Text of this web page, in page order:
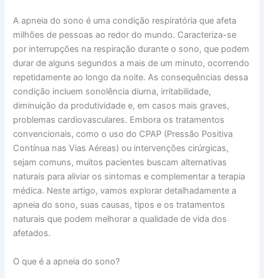
A apneia do sono é uma condição respiratória que afeta
milhões de pessoas ao redor do mundo. Caracteriza-se
por interrupções na respiração durante o sono, que podem
durar de alguns segundos a mais de um minuto, ocorrendo
repetidamente ao longo da noite. As consequências dessa
condição incluem sonolência diurna, irritabilidade,
diminuição da produtividade e, em casos mais graves,
problemas cardiovasculares. Embora os tratamentos
convencionais, como o uso do CPAP (Pressão Positiva
Contínua nas Vias Aéreas) ou intervenções cirúrgicas,
sejam comuns, muitos pacientes buscam alternativas
naturais para aliviar os sintomas e complementar a terapia
médica. Neste artigo, vamos explorar detalhadamente a
apneia do sono, suas causas, tipos e os tratamentos
naturais que podem melhorar a qualidade de vida dos
afetados.
O que é a apneia do sono?